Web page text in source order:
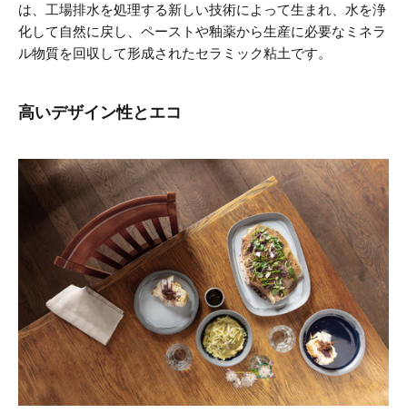
は、工場排水を処理する新しい技術によって生まれ、水を浄
化して自然に戻し、ペーストや釉薬から生産に必要なミネラ
ル物質を回収して形成されたセラミック粘土です。
高いデザイン性とエコ